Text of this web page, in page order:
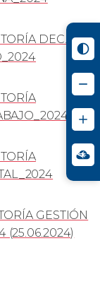
DEC. 371-
GESTIÓN
(25.06.2024)